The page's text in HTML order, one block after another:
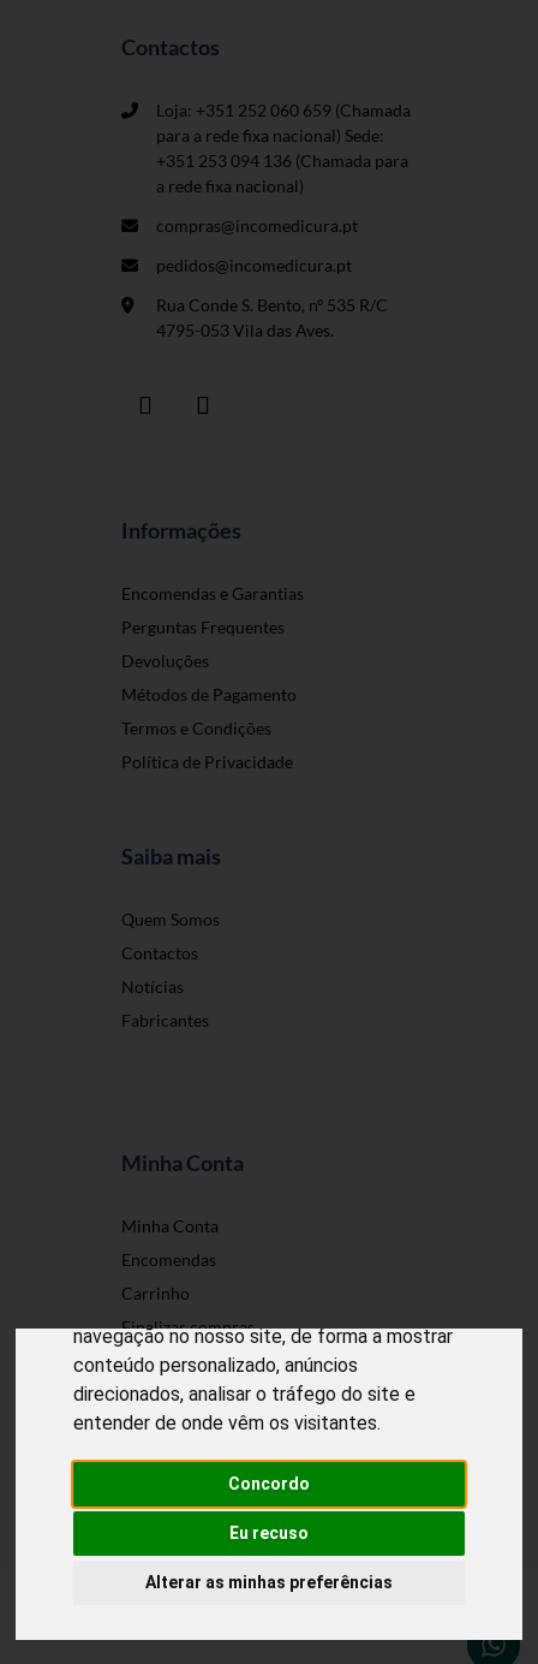
O nosso site usa cookies
medição para melhorar a sua experiência de
navegação no nosso site, de forma a mostrar
conteúdo personalizado, anúncios
direcionados, analisar o tráfego do site e
entender de onde vêm os visitantes.
Concordo
Eu recuso
Alterar as minhas preferências
Contactos
Loja: +351 252 060 659 (Chamada
para a rede fixa nacional) Sede:
+351 253 094 136 (Chamada para
a rede fixa nacional)
compras@incomedicura.pt
pedidos@incomedicura.pt
Rua Conde S. Bento, nº 535 R/C
4795-053 Vila das Aves.
Informações
Encomendas e Garantias
Perguntas Frequentes
Devoluções
Métodos de Pagamento
Termos e Condições
Política de Privacidade
Saiba mais
Quem Somos
Contactos
Notícias
Fabricantes
Minha Conta
Minha Conta
Encomendas
Carrinho
Finalizar compras
Desenvolvido porPuxe Negócios
@2022 Incomedicura. Todos os direitos
reservados.